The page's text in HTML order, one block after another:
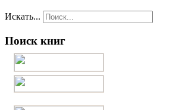
Искать...
Поиск книг